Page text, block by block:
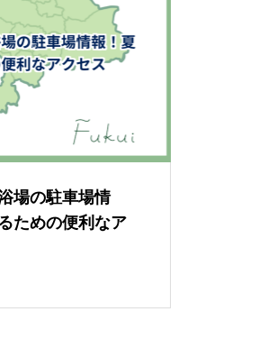
場の駐車場情
ための便利なア